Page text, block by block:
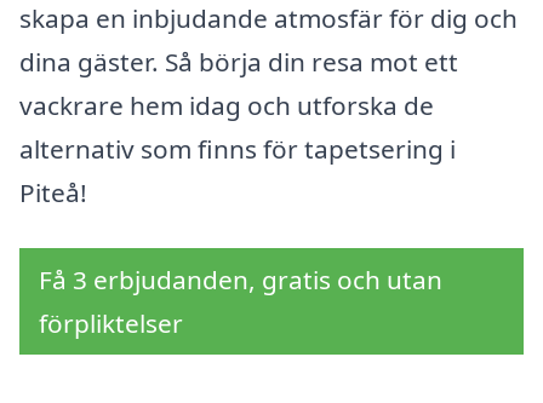
skapa en inbjudande atmosfär för dig och
dina gäster. Så börja din resa mot ett
vackrare hem idag och utforska de
alternativ som finns för tapetsering i
Piteå!
Få 3 erbjudanden, gratis och utan
förpliktelser